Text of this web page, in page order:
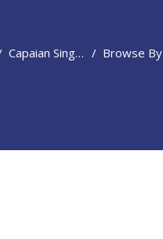
Capaian Singkat Pembelajaran Browse By Alphabet